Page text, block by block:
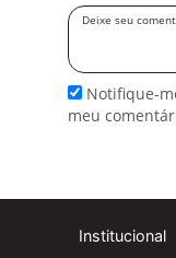
Deixe
Notifique-
meu
Institucional